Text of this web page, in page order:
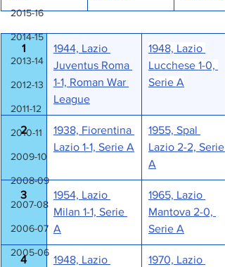
2015-16
2014-15
2013-14
2012-13
2011-12
2010-11
2009-10
2008-09
2007-08
2006-07
2005-06
1
1944, Lazio
Juventus Roma
1-1, Roman War
League
1948, Lazio
Lucchese 1-0,
Serie A
2
1938, Fiorentina
Lazio 1-1, Serie A
1955, Spal
Lazio 2-2, Serie
A
3
1954, Lazio
Milan 1-1, Serie
A
1965, Lazio
Mantova 2-0,
Serie A
4
1948, Lazio
1970, Lazio